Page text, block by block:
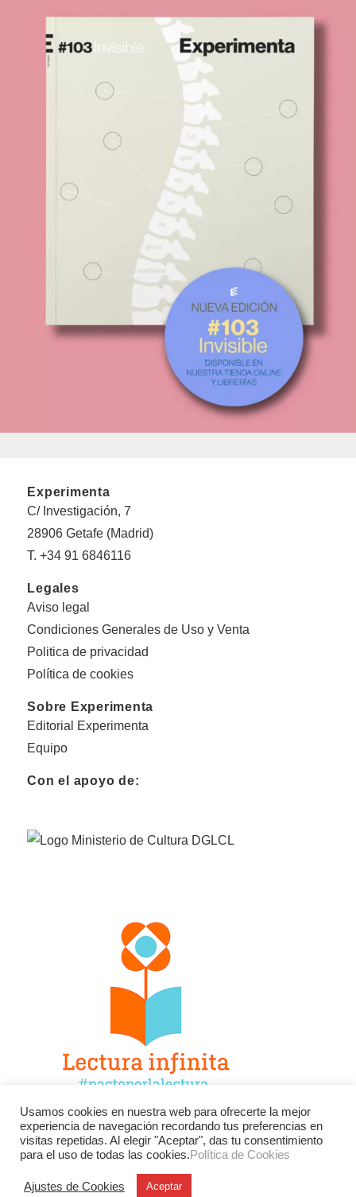
Experimenta
C/ Investigación, 7
28906 Getafe (Madrid)
T. +34 91 6846116
Legales
Aviso legal
Condiciones Generales de Uso y Venta
Politica de privacidad
Política de cookies
Sobre Experimenta
Editorial Experimenta
Equipo
Con el apoyo de:
Facebook Twitter
Instagram
YouTube
LinkedIn Contacto
Usamos cookies en nuestra web para ofrecerte la mejor
experiencia de navegación recordando tus preferencias en
visitas repetidas. Al elegir "Aceptar", das tu consentimiento
para el uso de todas las cookies.Política de Cookies
Ajustes de Cookies Aceptar